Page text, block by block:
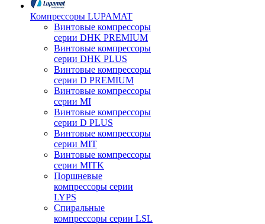
Компрессоры LUPAMAT
Винтовые компрессоры
серии DHK PREMIUM
Винтовые компрессоры
серии DHK PLUS
Винтовые компрессоры
серии D PREMIUM
Винтовые компрессоры
серии MI
Винтовые компрессоры
серии D PLUS
Винтовые компрессоры
серии MIT
Винтовые компрессоры
серии MITK
Поршневые
компрессоры серии
LYPS
Спиральные
компрессоры серии LSL